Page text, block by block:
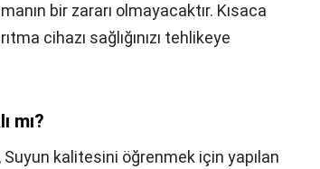
bir zararı olmayacaktır. Kısaca
cihazı sağlığınızı tehlikeye
mı?
Suyun kalitesini öğrenmek için yapılan